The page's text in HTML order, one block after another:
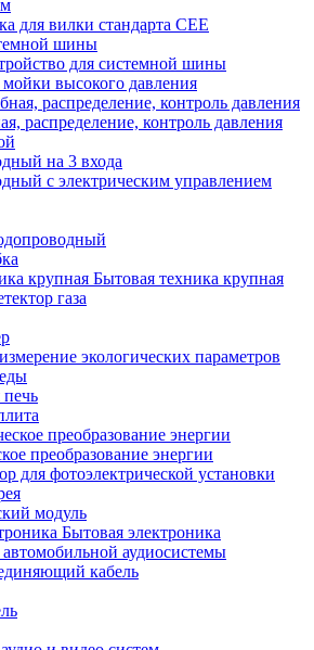
для вилки стандарта CEE
шины
для системной шины
высокого давления
распределение, контроль давления
на 3 входа
с электрическим управлением
Бытовая техника крупная
газа
экологических параметров
преобразование энергии
для фотоэлектрической установки
модуль
Бытовая электроника
аудиосистемы
кабель